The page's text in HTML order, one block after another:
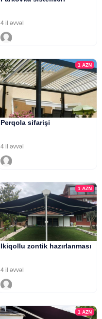
4 il əvvəl
1 AZN
Perqola sifarişi
4 il əvvəl
1 AZN
Ikiqollu zontik hazırlanması
4 il əvvəl
1 AZN